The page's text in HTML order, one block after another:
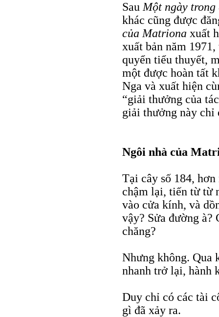
Sau Một ngày
khác cũng được
của Matriona xuất
xuất bản năm
quyển tiểu thuyết,
một được hoàn tất
Nga và xuất hiện
“giải thưởng của
giải thưởng này chỉ
Ngôi nhà của
Tại cây số 184,
chậm lại, tiến từ từ
vào cửa kính, và
vậy? Sửa đường à?
chăng?
Nhưng không. Qua
nhanh trở lại, hành
Duy chỉ có các tài
gì đã xảy ra.